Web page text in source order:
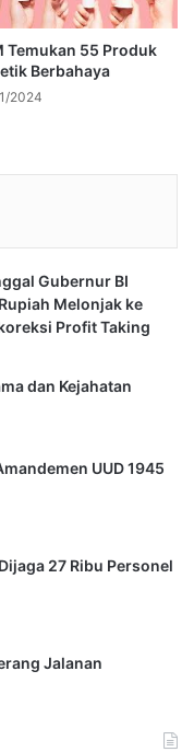
Temukan 55 Produk
Berbahaya
2024
Gubernur BI
Melonjak ke
Profit Taking
dan Kejahatan
UUD 1945
27 Ribu Personel
Jalanan